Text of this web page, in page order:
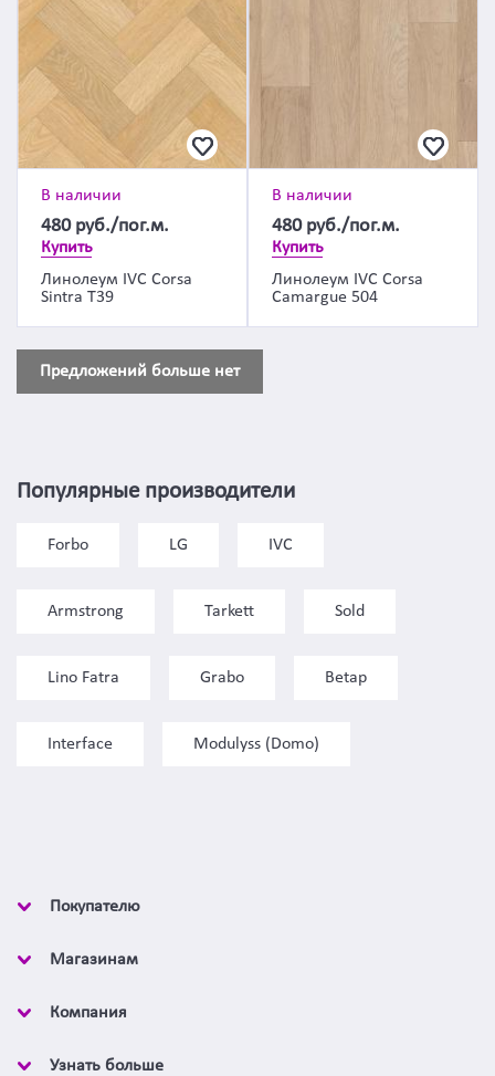
В наличии
480 руб./пог.м.
Купить
Линолеум IVC Corsa
Sintra T39
В наличии
480 руб./пог.м.
Купить
Линолеум IVC Corsa
Camargue 504
Предложений больше нет
Популярные производители
Forbo LG IVC
Armstrong Tarkett Sold
Lino Fatra Grabo Betap
Interface Modulyss (Domo)
Покупателю
Магазинам
Компания
Узнать больше